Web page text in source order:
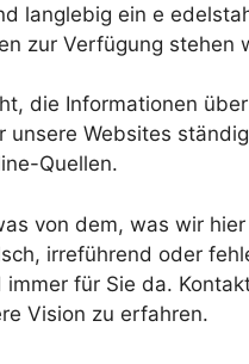
langlebig ein e
zur Verfügung stehen
die Informationen
Websites
Quellen.
von dem, was wir
irreführend oder
für Sie da.
Vision zu erfahren.